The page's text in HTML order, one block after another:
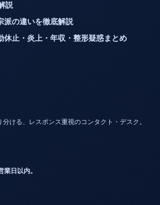
説
派の違いを徹底解説
休止・炎上・年収・整形疑惑まとめ
ける、レスポンス重視のコンタクト・デスク。
日以内。